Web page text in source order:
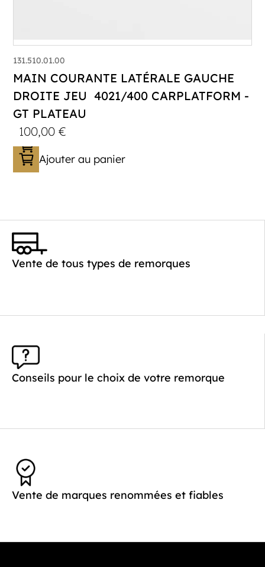
131.510.01.00
MAIN COURANTE LATÉRALE GAUCHE
DROITE JEU 4021/400 CARPLATFORM -
GT PLATEAU
100,00€
Ajouter au panier
Vente de tous types de remorques
Conseils pour le choix de votre remorque
Vente de marques renommées et fiables